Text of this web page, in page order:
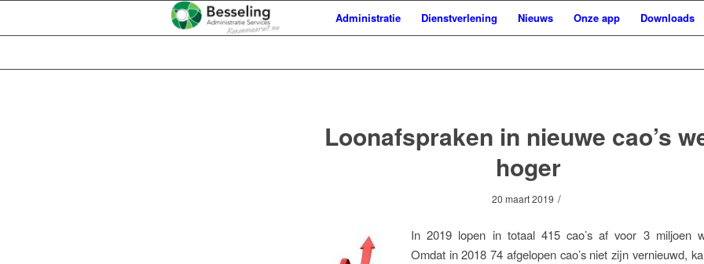
Administratie Dienstverlening Nieuws Onze app Downloads
Loonafspraken in nieuwe cao’s
hoger
20 maart 2019 /
In 2019 lopen in totaal 415 cao’s af voor 3 miljoen
Omdat in 2018 74 afgelopen cao’s niet zijn vernieuwd,